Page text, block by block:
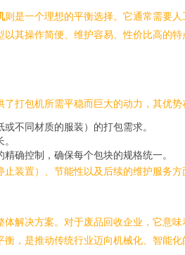
则是一个理想的平衡选择。它通常需要
其操作简便、维护容易、性价比高的
打包机所需平稳而巨大的动力，其优势
不同材质的服装）的打包需求。
确控制，确保每个包块的规格统一。
装置）、节能性以及后续的维护服务
解决方案。对于废品回收企业，它意
，是推动传统行业迈向机械化、智能化